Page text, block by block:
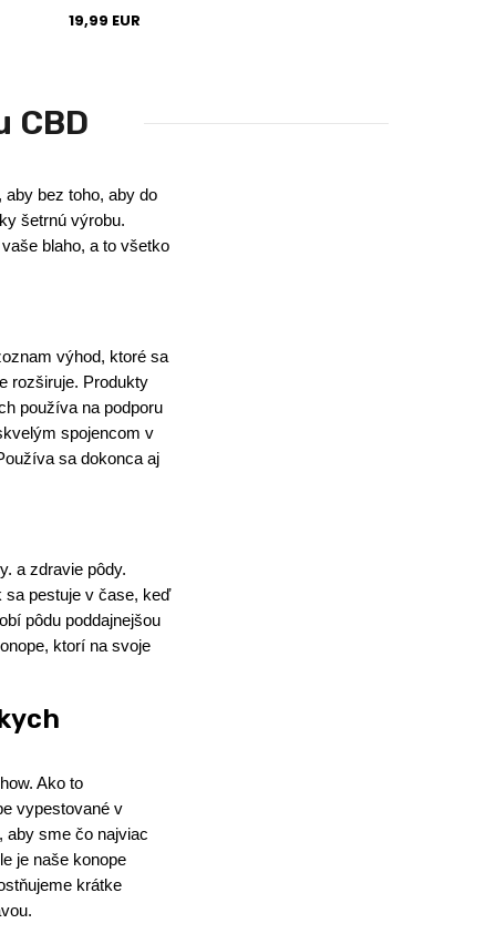
19,99 EUR
CBD
bez toho, aby do
šetrnú výrobu.
blaho, a to všetko
výhod, ktoré sa
rozširuje. Produkty
používa na podporu
spojencom v
sa dokonca aj
a zdravie pôdy.
sa pestuje v čase, keď
pôdu poddajnejšou
ktorí na svoje
Ako to
vypestované v
aby sme čo najviac
je naše konope
krátke